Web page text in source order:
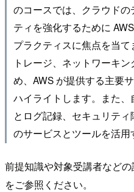
のコースでは、クラウド
ティを強化するために
プラクティスに焦点を当
トレージ、ネットワーキ
め、AWS が提供する主要
ハイライトします。また
とログ記録、セキュリテ
のサービスとツールを活用
前提知識や対象受講者など
をご参照ください。